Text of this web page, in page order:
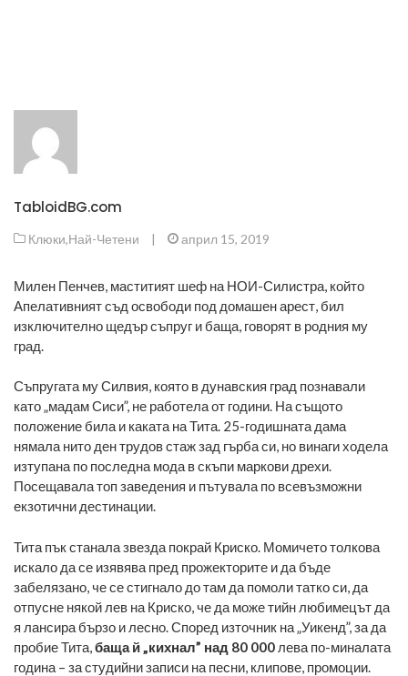
TabloidBG.com
Клюки,Най-Четени | април 15, 2019
Милен Пенчев, маститият шеф на НОИ-Силистра, който
Апелативният съд освободи под домашен арест, бил
изключително щедър съпруг и баща, говорят в родния му
град.
Съпругата му Силвия, която в дунавския град познавали
като „мадам Сиси”, не работела от години. На същото
положение била и каката на Тита. 25-годишната дама
нямала нито ден трудов стаж зад гърба си, но винаги ходела
изтупана по последна мода в скъпи маркови дрехи.
Посещавала топ заведения и пътувала по всевъзможни
екзотични дестинации.
Тита пък станала звезда покрай Криско. Момичето толкова
искало да се изявява пред прожекторите и да бъде
забелязано, че се стигнало до там да помоли татко си, да
отпусне някой лев на Криско, че да може тийн любимецът да
я лансира бързо и лесно. Според източник на „Уикенд”, за да
пробие Тита, баща й „кихнал” над 80 000 лева по-миналата
година – за студийни записи на песни, клипове, промоции.